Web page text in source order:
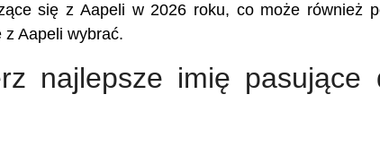
się z Aapeli w 2026 roku, co może również
z Aapeli wybrać.
najlepsze imię